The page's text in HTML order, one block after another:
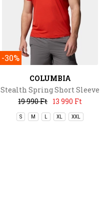
-30%
COLUMBIA
Stealth Spring Short Sleeve
Tee
19 990 Ft 13 990 Ft
S M XL XXL